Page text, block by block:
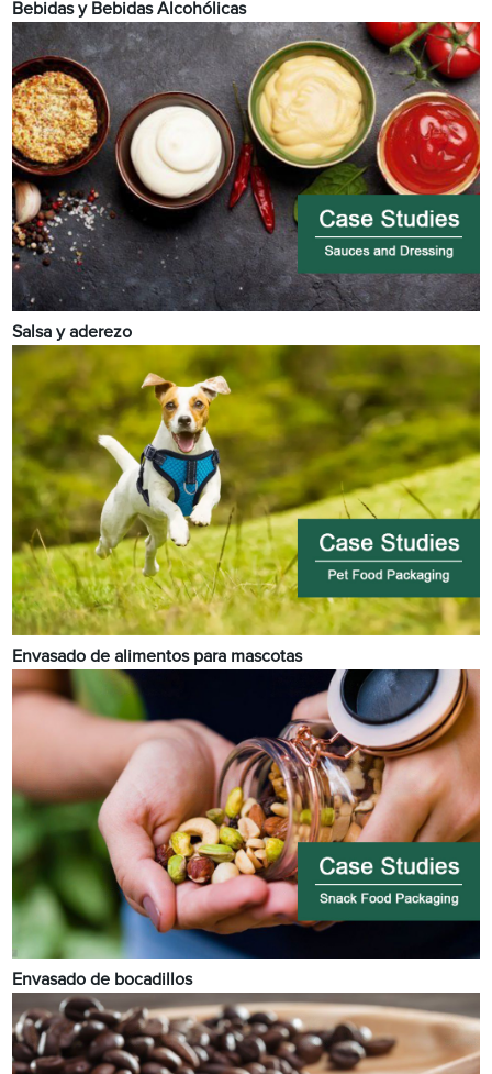
Bebidas y Bebidas Alcohólicas
Salsa y aderezo
Envasado de alimentos para mascotas
Envasado de bocadillos